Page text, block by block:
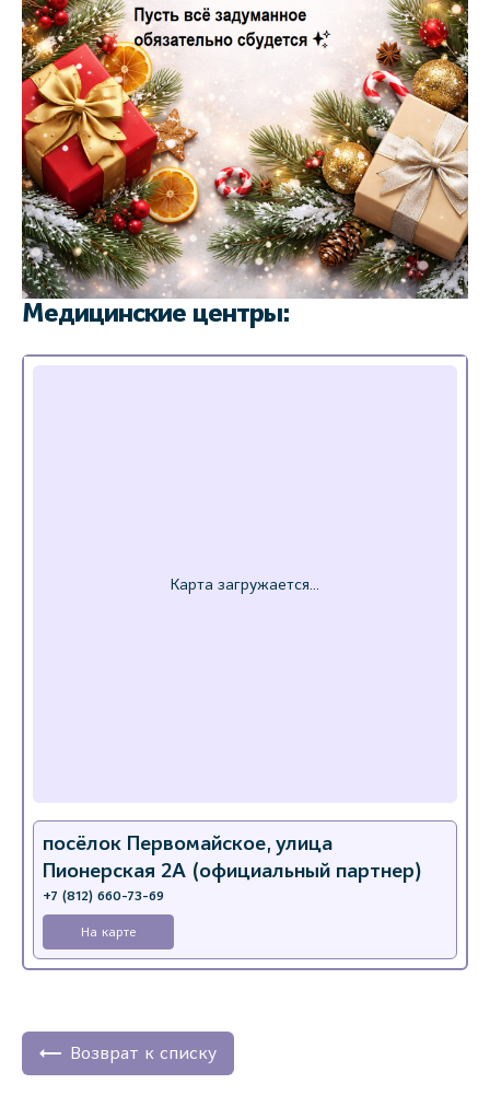
Медицинские центры:
посёлок Первомайское, улица
Пионерская 2А (официальный партнер)
+7 (812) 660-73-69
На карте
Возврат к списку